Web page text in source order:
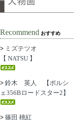
Recommend おすすめ
> ミズテツオ
【 NATSU 】
> 鈴木 英人 【ポルシ
ェ356Bロードスター2】
> 篠田 桃紅